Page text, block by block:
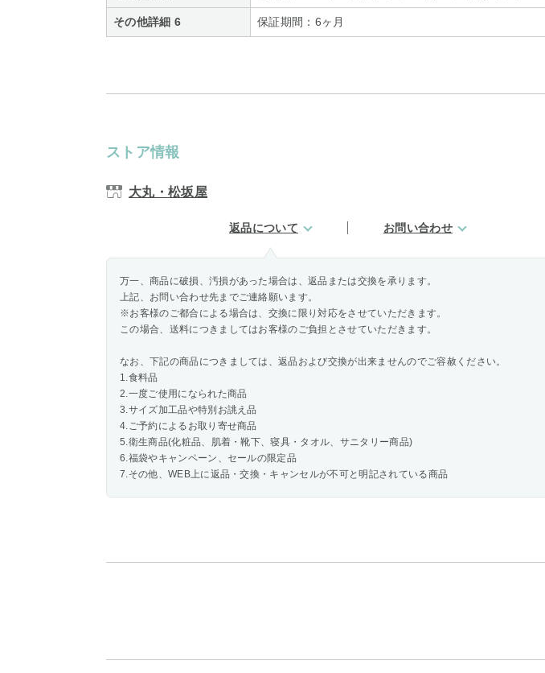
その他詳細 6 保証期間：6ヶ月
ストア情報
大丸・松坂屋
返品について お問い合わせ
万一、商品に破損、汚損があった場合は、返品または交換を承ります。
上記、お問い合わせ先までご連絡願います。
※お客様のご都合による場合は、交換に限り対応をさせていただきます。
この場合、送料につきましてはお客様のご負担とさせていただきます。
なお、下記の商品につきましては、返品および交換が出来ませんのでご容赦ください。
1.食料品
2.一度ご使用になられた商品
3.サイズ加工品や特別お誂え品
4.ご予約によるお取り寄せ商品
5.衛生商品(化粧品、肌着・靴下、寝具・タオル、サニタリー商品)
6.福袋やキャンペーン、セールの限定品
7.その他、WEB上に返品・交換・キャンセルが不可と明記されている商品